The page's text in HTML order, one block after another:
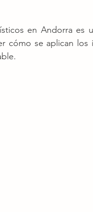
en Andorra es
cómo se aplican